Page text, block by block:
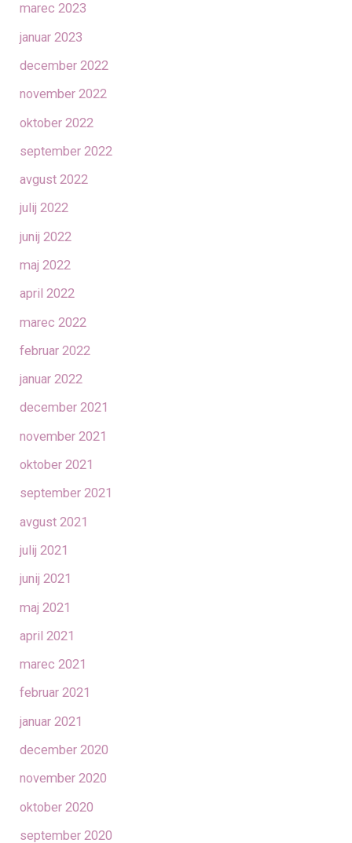
marec 2023
januar 2023
december 2022
november 2022
oktober 2022
september 2022
avgust 2022
julij 2022
junij 2022
maj 2022
april 2022
marec 2022
februar 2022
januar 2022
december 2021
november 2021
oktober 2021
september 2021
avgust 2021
julij 2021
junij 2021
maj 2021
april 2021
marec 2021
februar 2021
januar 2021
december 2020
november 2020
oktober 2020
september 2020